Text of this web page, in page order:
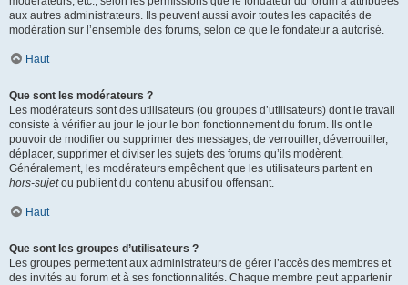
aux autres administrateurs. Ils peuvent aussi avoir toutes les capacités de
modération sur l’ensemble des forums, selon ce que le fondateur a autorisé.
Haut
Que sont les modérateurs ?
Les modérateurs sont des utilisateurs (ou groupes d’utilisateurs) dont le travail
consiste à vérifier au jour le jour le bon fonctionnement du forum. Ils ont le
pouvoir de modifier ou supprimer des messages, de verrouiller, déverrouiller,
déplacer, supprimer et diviser les sujets des forums qu’ils modèrent.
Généralement, les modérateurs empêchent que les utilisateurs partent en
hors-sujetou publient du contenu abusif ou offensant.
Haut
Que sont les groupes d’utilisateurs ?
Les groupes permettent aux administrateurs de gérer l’accès des membres et
des invités au forum et à ses fonctionnalités. Chaque membre peut appartenir